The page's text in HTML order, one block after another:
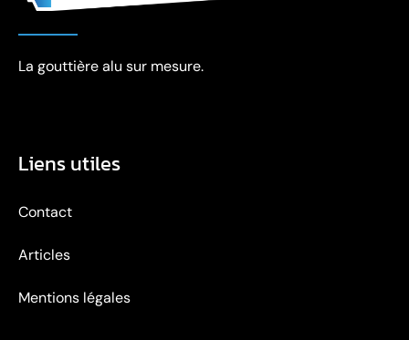
La gouttière alu sur mesure.
Liens utiles
Contact
Articles
Mentions légales